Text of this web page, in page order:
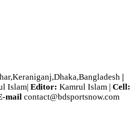
|
Islam| Editor: Kamrul Islam | Cell:
mail contact@bdsportsnow.com